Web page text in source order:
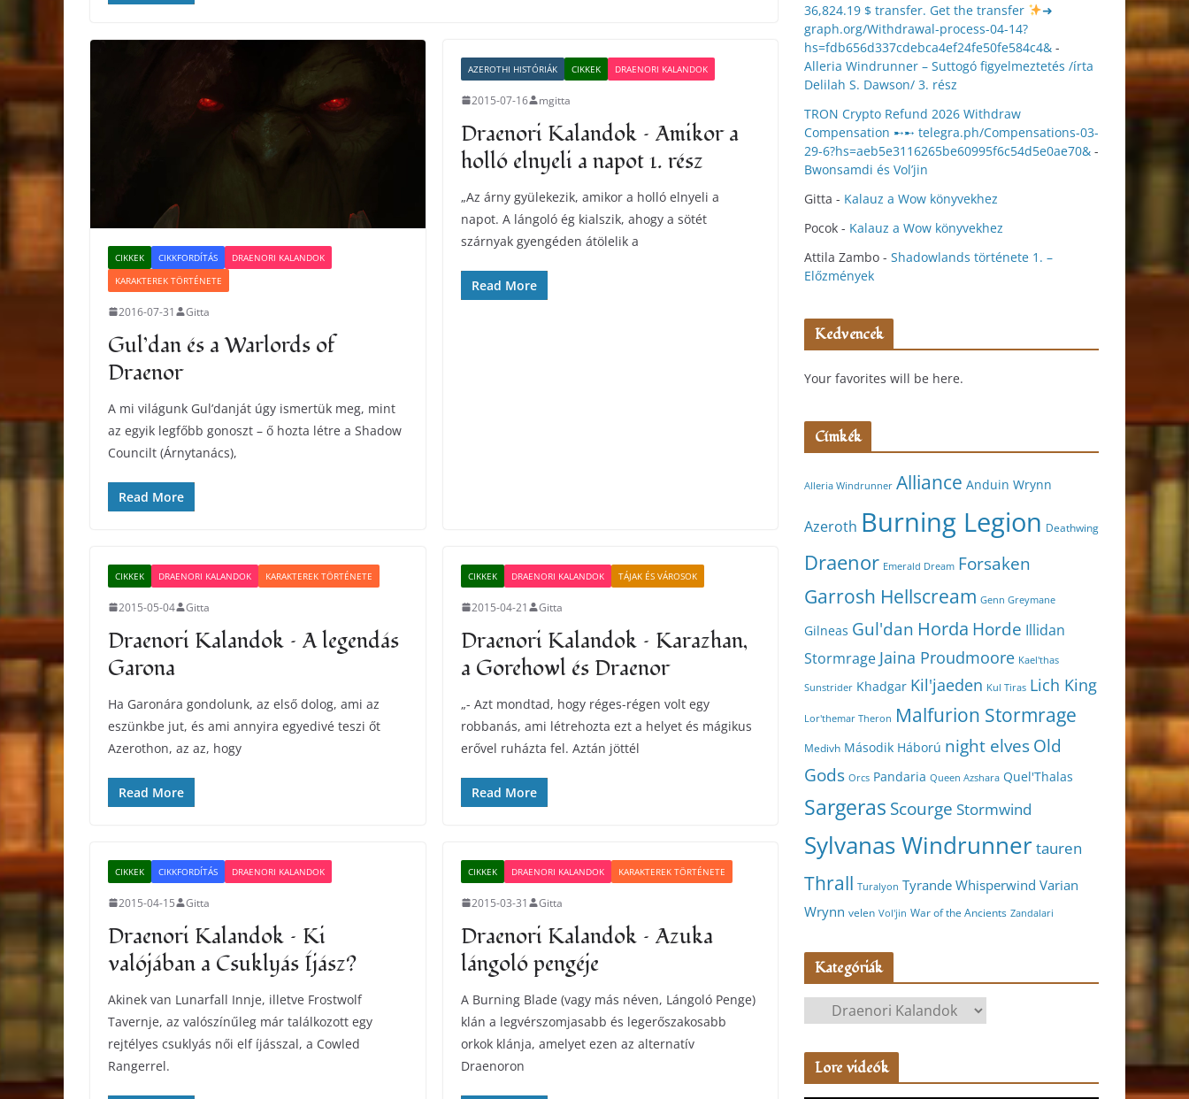
CIKKEK CIKKFORDÍTÁS
DRAENORI KALANDOK
KARAKTEREK TÖRTÉNETE
2016-07-31 Gitta
Gul’dan és a Warlords of
Draenor
A mi világunk Gul’danját úgy ismertük meg, mint
az egyik legfőbb gonoszt – ő hozta létre a Shadow
Councilt (Árnytanács),
Read More
AZEROTHI HISTÓRIÁK CIKKEK DRAENORI KALANDOK
2015-07-16 mgitta
Draenori Kalandok – Amikor a
holló elnyeli a napot 1. rész
„Az árny gyülekezik, amikor a holló elnyeli a
napot. A lángoló ég kialszik, ahogy a sötét
szárnyak gyengéden átölelik a
Read More
CIKKEK DRAENORI KALANDOK KARAKTEREK TÖRTÉNETE
2015-05-04 Gitta
Draenori Kalandok – A legendás
Garona
Ha Garonára gondolunk, az első dolog, ami az
eszünkbe jut, és ami annyira egyedivé teszi őt
Azerothon, az az, hogy
Read More
CIKKEK DRAENORI KALANDOK TÁJAK ÉS VÁROSOK
2015-04-21 Gitta
Draenori Kalandok – Karazhan,
a Gorehowl és Draenor
„- Azt mondtad, hogy réges-régen volt egy
robbanás, ami létrehozta ezt a helyet és mágikus
erővel ruházta fel. Aztán jöttél
Read More
CIKKEK CIKKFORDÍTÁS DRAENORI KALANDOK
2015-04-15 Gitta
Draenori Kalandok – Ki
valójában a Csuklyás Íjász?
Akinek van Lunarfall Innje, illetve Frostwolf
Tavernje, az valószínűleg már találkozott egy
rejtélyes csuklyás női elf íjásszal, a Cowled
Rangerrel.
CIKKEK DRAENORI KALANDOK KARAKTEREK TÖRTÉNETE
2015-03-31 Gitta
Draenori Kalandok – Azuka
lángoló pengéje
A Burning Blade (vagy más néven, Lángoló Penge)
klán a legvérszomjasabb és legerőszakosabb
orkok klánja, amelyet ezen az alternatív
Draenoron
36,824.19 $ transfer. Get the transfer
➜
graph.org/Withdrawal-process-04-14?
hs=fdb656d337cdebca4ef24fe50fe584c4& -
Alleria Windrunner – Suttogó figyelmeztetés /írta
Delilah S. Dawson/ 3. rész
TRON Crypto Refund 2026 Withdraw
Compensation ➸➸ telegra.ph/Compensations-03-
29-6?hs=aeb5e3116265be60995f6c54d5e0ae70& -
Bwonsamdi és Vol’jin
Gitta - Kalauz a Wow könyvekhez
Pocok - Kalauz a Wow könyvekhez
Attila Zambo - Shadowlands története 1. –
Előzmények
Kedvencek
Your favorites will be here.
Címkék
Alleria Windrunner Alliance Anduin Wrynn
Azeroth Burning Legion Deathwing
Draenor Emerald Dream Forsaken
Garrosh Hellscream Genn Greymane
Gilneas Gul'dan Horda Horde Illidan
Stormrage Jaina Proudmoore Kael'thas
Sunstrider Khadgar Kil'jaeden Kul Tiras Lich King
Lor'themar Theron Malfurion Stormrage
Medivh Második Háború night elvesOld
Gods Orcs Pandaria Queen Azshara Quel'Thalas
Sargeras Scourge Stormwind
Sylvanas Windrunnertauren
Thrall Turalyon Tyrande Whisperwind Varian
Wrynn velen Vol'jin War of the Ancients Zandalari
Kategóriák
a
t
g
Lore videók